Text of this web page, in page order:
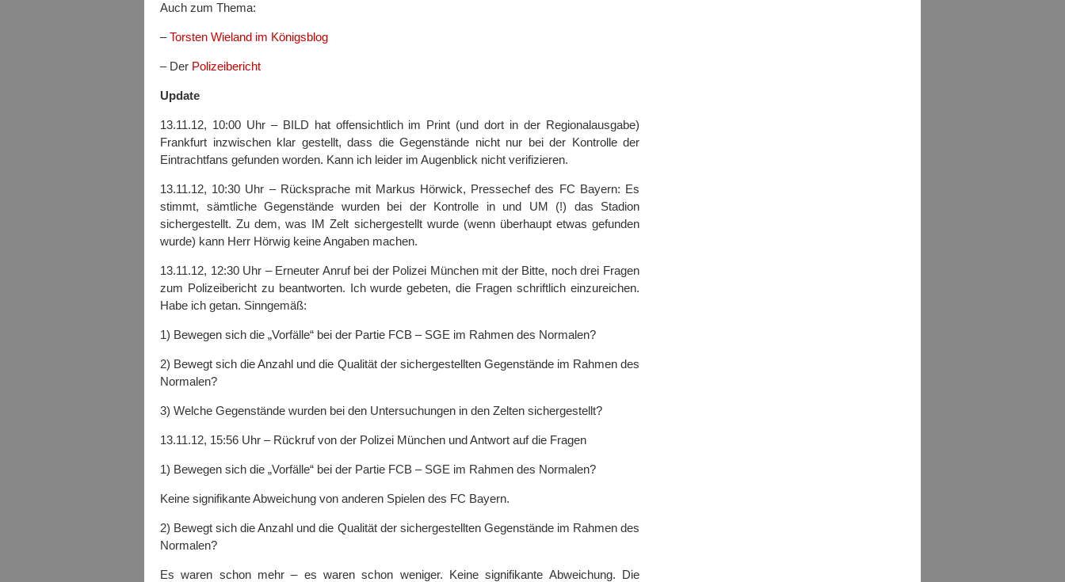
Auch zum Thema:
–Torsten Wieland im Königsblog
– Der Polizeibericht
Update
13.11.12, 10:00 Uhr – BILD hat offensichtlich im Print (und dort in der Regionalausgabe)
Frankfurt inzwischen klar gestellt, dass die Gegenstände nicht nur bei der Kontrolle der
Eintrachtfans gefunden worden. Kann ich leider im Augenblick nicht verifizieren.
13.11.12, 10:30 Uhr – Rücksprache mit Markus Hörwick, Pressechef des FC Bayern: Es
stimmt, sämtliche Gegenstände wurden bei der Kontrolle in und UM (!) das Stadion
sichergestellt. Zu dem, was IM Zelt sichergestellt wurde (wenn überhaupt etwas gefunden
wurde) kann Herr Hörwig keine Angaben machen.
13.11.12, 12:30 Uhr – Erneuter Anruf bei der Polizei München mit der Bitte, noch drei Fragen
zum Polizeibericht zu beantworten. Ich wurde gebeten, die Fragen schriftlich einzureichen.
Habe ich getan. Sinngemäß:
1) Bewegen sich die „Vorfälle“ bei der Partie FCB – SGE im Rahmen des Normalen?
2) Bewegt sich die Anzahl und die Qualität der sichergestellten Gegenstände im Rahmen des
Normalen?
3) Welche Gegenstände wurden bei den Untersuchungen in den Zelten sichergestellt?
13.11.12, 15:56 Uhr – Rückruf von der Polizei München und Antwort auf die Fragen
1) Bewegen sich die „Vorfälle“ bei der Partie FCB – SGE im Rahmen des Normalen?
Keine signifikante Abweichung von anderen Spielen des FC Bayern.
2) Bewegt sich die Anzahl und die Qualität der sichergestellten Gegenstände im Rahmen des
Normalen?
Es waren schon mehr – es waren schon weniger. Keine signifikante Abweichung. Die